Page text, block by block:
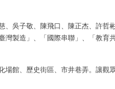
、吳子敬、陳飛口、陳正杰、許哲
灣製造」、「國際串聯」、「教育
場館、歷史街區、市井巷弄。讓觀